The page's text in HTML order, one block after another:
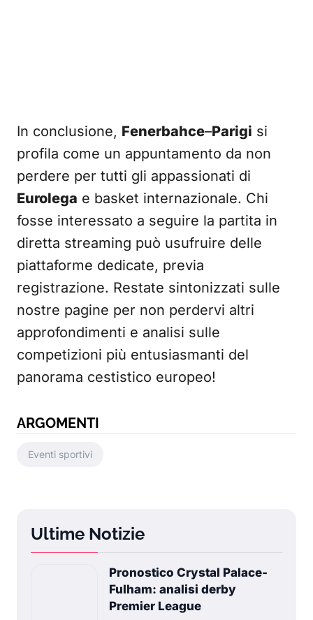
In conclusione, Fenerbahce–Parigi si
profila come un appuntamento da non
perdere per tutti gli appassionati di
Eurolega e basket internazionale. Chi
fosse interessato a seguire la partita in
diretta streaming può usufruire delle
piattaforme dedicate, previa
registrazione. Restate sintonizzati sulle
nostre pagine per non perdervi altri
approfondimenti e analisi sulle
competizioni più entusiasmanti del
panorama cestistico europeo!
ARGOMENTI
Eventi sportivi
Ultime Notizie
Pronostico Crystal Palace-
Fulham: analisi derby
Premier League